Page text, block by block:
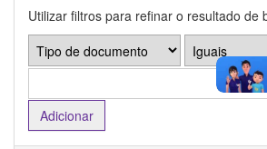
Utilizar filtros para refinar o resultado de